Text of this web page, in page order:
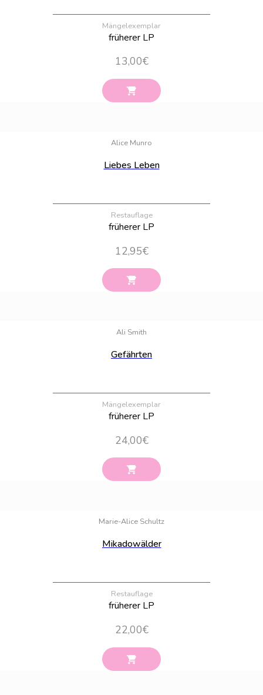
Mängelexemplar
früherer LP
13,00€
Alice Munro
Liebes Leben
Restauflage
früherer LP
12,95€
Ali Smith
Gefährten
Mängelexemplar
früherer LP
24,00€
Marie-Alice Schultz
Mikadowälder
Restauflage
früherer LP
22,00€